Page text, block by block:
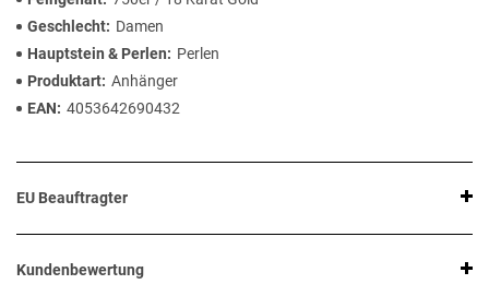
Geschlecht
Damen
Hauptstein & Perlen
Perlen
Produktart Anhänger
EAN
4053642690432
EU Beauftragter
Kundenbewertung